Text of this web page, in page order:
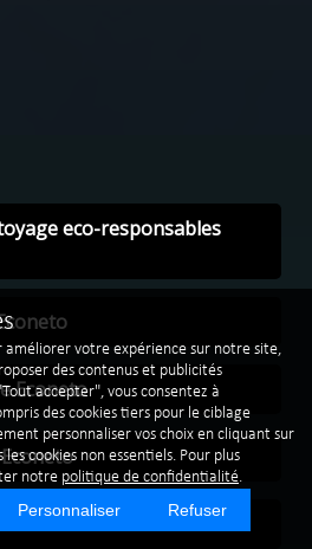
améliorer votre expérience sur notre site,
des contenus et publicités
accepter", vous consentez à
des cookies tiers pour le ciblage
personnaliser vos choix en cliquant sur
cookies non essentiels. Pour plus
notre politique de confidentialité.
Personnaliser Refuser
eco-responsables
Econeto